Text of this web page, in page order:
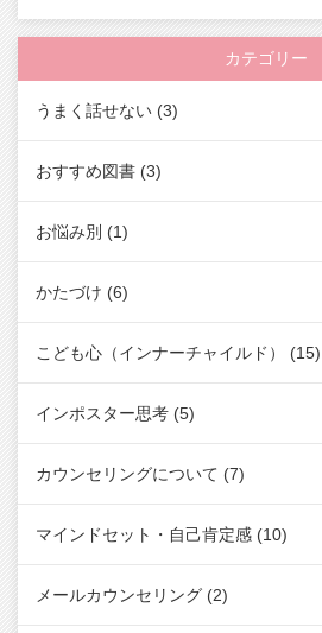
カテゴリー
うまく話せない (3)
おすすめ図書 (3)
お悩み別 (1)
かたづけ (6)
こども心（インナーチャイルド） (15)
インポスター思考 (5)
カウンセリングについて (7)
マインドセット・自己肯定感 (10)
メールカウンセリング (2)